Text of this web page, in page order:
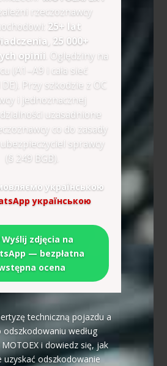
rzeczoznawcy
25+ lat
25 000+
opinii . Oględziny na
(A1–A9 i cała sieć
Przy szkodzie z OC
i jednoznacznej
uzasadnione
co do zasady
sprawcy
(§ 249 BGB).
українською
українською
Wyślij zdjęcia na
— bezpłatna
ocena
techniczną pojazdu a
odszkodowaniu według
i dowiedz się, jak
uzyskać odszkodowanie